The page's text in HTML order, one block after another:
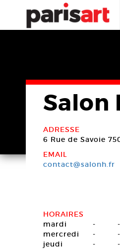
Salon
ADRESSE
6 Rue de Savoie
EMAIL
contact@salonh.fr
HORAIRES
mardi
- -
mercredi
- -
jeudi
- -